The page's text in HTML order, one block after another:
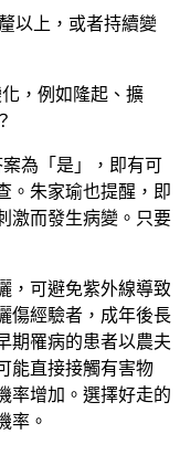
以上，或者持續變
，例如隆起、擴
為「是」，即有可
。朱家瑜也提醒，即
激而發生病變。只要
，可避免紫外線導致
傷經驗者，成年後長
期罹病的患者以農夫
能直接接觸有害物
率增加。選擇好走的
率。